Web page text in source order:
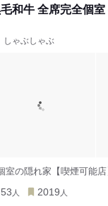
和牛 全席完全個室
しゃぶしゃぶ
の隠れ家【喫煙可能店
53 人 2019 人